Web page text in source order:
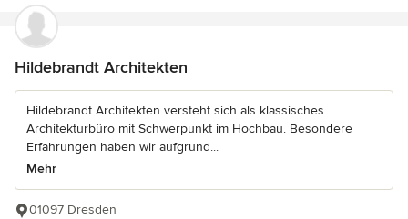
Hildebrandt Architekten
Hildebrandt Architekten versteht sich als klassisches
Architekturbüro mit Schwerpunkt im Hochbau. Besondere
Erfahrungen haben wir aufgrund...
Mehr
01097 Dresden